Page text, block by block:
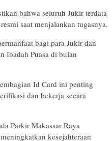
bahwa seluruh Jukir terdata
saat menjalankan tugasnya.
bagi para Jukir dan
Ibadah Puasa di bulan
Id Card ini penting
dan bekerja secara
Parkir Makassar Raya
kesejahteraan